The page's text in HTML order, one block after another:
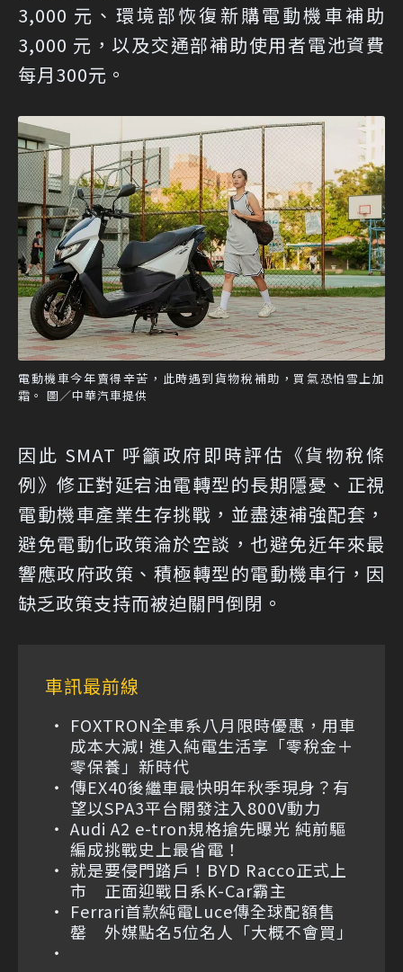
3,000 元、環境部恢復新購電動機車補助
3,000 元，以及交通部補助使用者電池資費
每月300元。
電動機車今年賣得辛苦，此時遇到貨物稅補助，買氣恐怕雪上加
霜。 圖／中華汽車提供
因此 SMAT 呼籲政府即時評估《貨物稅條
例》修正對延宕油電轉型的長期隱憂、正視
電動機車產業生存挑戰，並盡速補強配套，
避免電動化政策淪於空談，也避免近年來最
響應政府政策、積極轉型的電動機車行，因
缺乏政策支持而被迫關門倒閉。
車訊最前線
FOXTRON全車系八月限時優惠，用車
成本大減! 進入純電生活享「零稅金＋
零保養」新時代
傳EX40後繼車最快明年秋季現身？有
望以SPA3平台開發注入800V動力
Audi A2 e-tron規格搶先曝光 純前驅
編成挑戰史上最省電！
就是要侵門踏戶！BYD Racco正式上
市 正面迎戰日系K-Car霸主
Ferrari首款純電Luce傳全球配額售
罄 外媒點名5位名人「大概不會買」